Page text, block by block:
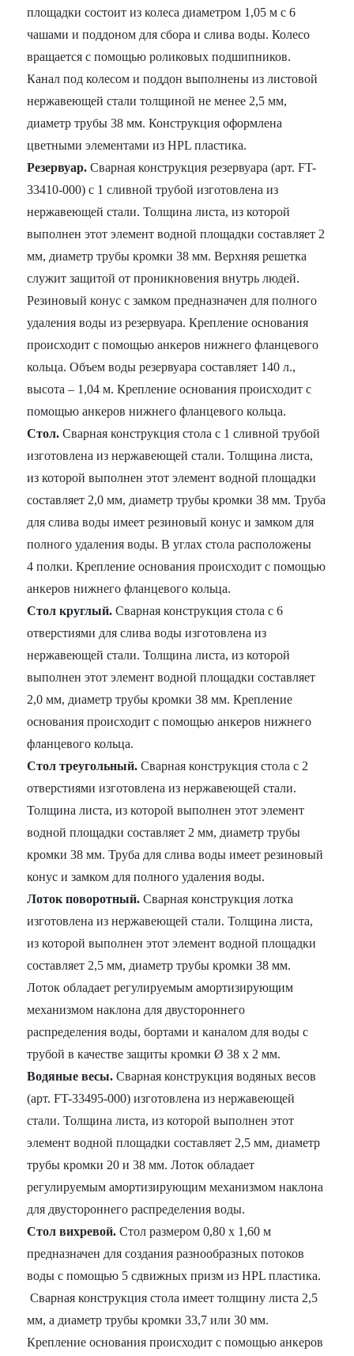
площадки состоит из колеса диаметром 1,05 м с 6
чашами и поддоном для сбора и слива воды. Колесо
вращается с помощью роликовых подшипников.
Канал под колесом и поддон выполнены из листовой
нержавеющей стали толщиной не менее 2,5 мм,
диаметр трубы 38 мм. Конструкция оформлена
цветными элементами из HPL пластика.
Резервуар. Сварная конструкция резервуара (арт. FT-
33410-000) с 1 сливной трубой изготовлена из
нержавеющей стали. Толщина листа, из которой
выполнен этот элемент водной площадки составляет 2
мм, диаметр трубы кромки 38 мм. Верхняя решетка
служит защитой от проникновения внутрь людей.
Резиновый конус с замком предназначен для полного
удаления воды из резервуара. Крепление основания
происходит с помощью анкеров нижнего фланцевого
кольца. Объем воды резервуара составляет 140 л.,
высота – 1,04 м. Крепление основания происходит с
помощью анкеров нижнего фланцевого кольца.
Стол. Сварная конструкция стола с 1 сливной трубой
изготовлена из нержавеющей стали. Толщина листа,
из которой выполнен этот элемент водной площадки
составляет 2,0 мм, диаметр трубы кромки 38 мм. Труба
для слива воды имеет резиновый конус и замком для
полного удаления воды. В углах стола расположены
4 полки. Крепление основания происходит с помощью
анкеров нижнего фланцевого кольца.
Стол круглый. Сварная конструкция стола с 6
отверстиями для слива воды изготовлена из
нержавеющей стали. Толщина листа, из которой
выполнен этот элемент водной площадки составляет
2,0 мм, диаметр трубы кромки 38 мм. Крепление
основания происходит с помощью анкеров нижнего
фланцевого кольца.
Стол треугольный. Сварная конструкция стола с 2
отверстиями изготовлена из нержавеющей стали.
Толщина листа, из которой выполнен этот элемент
водной площадки составляет 2 мм, диаметр трубы
кромки 38 мм. Труба для слива воды имеет резиновый
конус и замком для полного удаления воды.
Лоток поворотный.Сварная конструкция лотка
изготовлена из нержавеющей стали. Толщина листа,
из которой выполнен этот элемент водной площадки
составляет 2,5 мм, диаметр трубы кромки 38 мм.
Лоток обладает регулируемым амортизирующим
механизмом наклона для двустороннего
распределения воды, бортами и каналом для воды с
трубой в качестве защиты кромки Ø 38 x 2 мм.
Водяные весы. Сварная конструкция водяных весов
(арт. FT-33495-000) изготовлена из нержавеющей
стали. Толщина листа, из которой выполнен этот
элемент водной площадки составляет 2,5 мм, диаметр
трубы кромки 20 и 38 мм. Лоток обладает
регулируемым амортизирующим механизмом наклона
для двустороннего распределения воды.
Стол вихревой. Стол размером 0,80 x 1,60 м
предназначен для создания разнообразных потоков
воды с помощью 5 сдвижных призм из HPL пластика.
Сварная конструкция стола имеет толщину листа 2,5
мм, а диаметр трубы кромки 33,7 или 30 мм.
Крепление основания происходит с помощью анкеров